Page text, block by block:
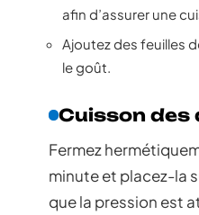
afin d’assurer une
Ajoutez des feuilles
le goût.
Cuisson
Fermez
minute et placez-la
que la pression est